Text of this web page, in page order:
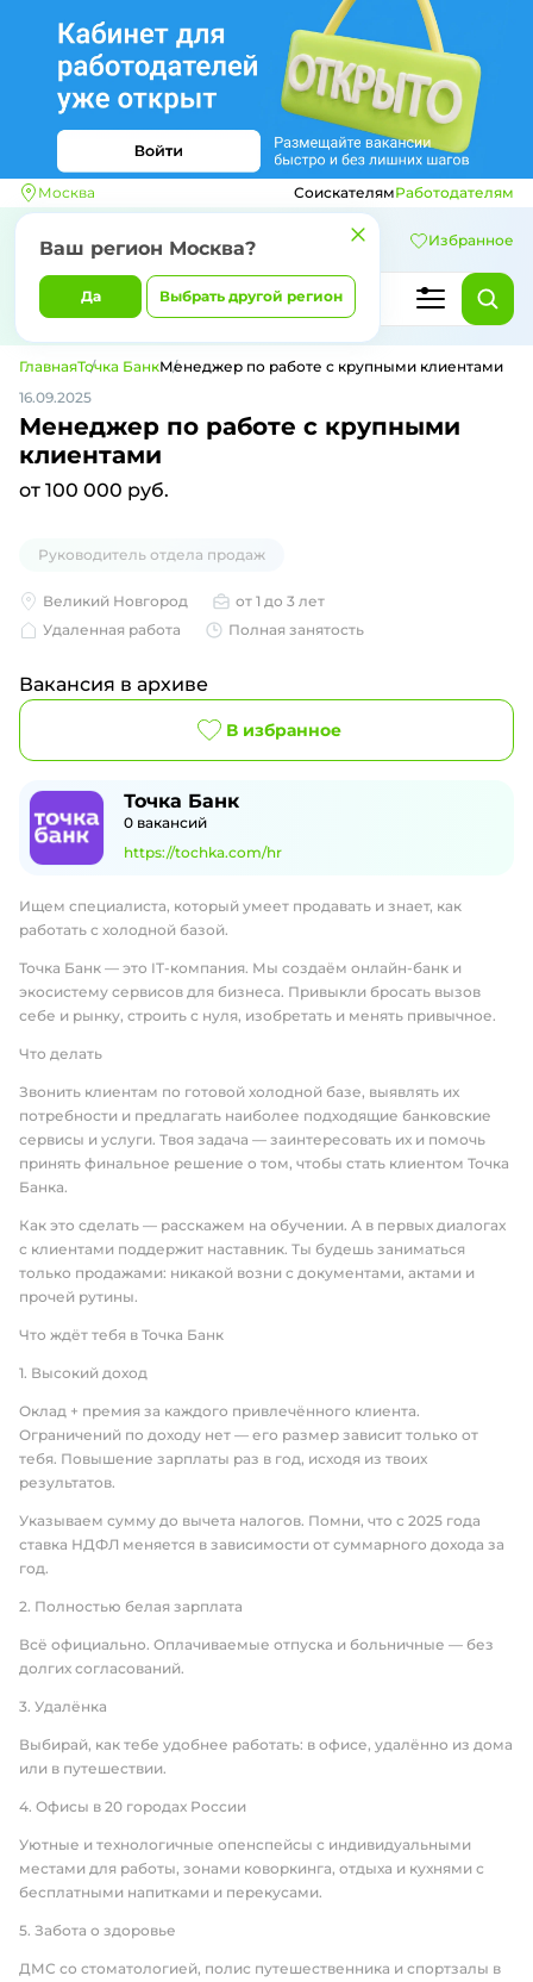
Москва
Ваш регион Москва?
Да Выбрать другой регион
СоискателямРаботодателям
Избранное
ГлавнаяТочка БанкМенеджер по работе с крупными клиентами
16.09.2025
Менеджер по работе с крупными
клиентами
от 100 000 руб.
Руководитель отдела продаж
Великий Новгород
от 1 до 3 лет
Удаленная работа
Полная занятость
Вакансия в архиве
В избранное
Точка Банк
0 вакансий
https://tochka.com/hr
Ищем специалиста, который умеет продавать и знает, как
работать с холодной базой.
Точка Банк — это IT-компания. Мы создаём онлайн-банк и
экосистему сервисов для бизнеса. Привыкли бросать вызов
себе и рынку, строить с нуля, изобретать и менять привычное.
Что делать
Звонить клиентам по готовой холодной базе, выявлять их
потребности и предлагать наиболее подходящие банковские
сервисы и услуги. Твоя задача — заинтересовать их и помочь
принять финальное решение о том, чтобы стать клиентом Точка
Банка.
Как это сделать — расскажем на обучении. А в первых диалогах
с клиентами поддержит наставник. Ты будешь заниматься
только продажами: никакой возни с документами, актами и
прочей рутины.
Что ждёт тебя в Точка Банк
1. Высокий доход
Оклад + премия за каждого привлечённого клиента.
Ограничений по доходу нет — его размер зависит только от
тебя. Повышение зарплаты раз в год, исходя из твоих
результатов.
Указываем сумму до вычета налогов. Помни, что с 2025 года
ставка НДФЛ меняется в зависимости от суммарного дохода за
год.
2. Полностью белая зарплата
Всё официально. Оплачиваемые отпуска и больничные — без
долгих согласований.
3. Удалёнка
Выбирай, как тебе удобнее работать: в офисе, удалённо из дома
или в путешествии.
4. Офисы в 20 городах России
Уютные и технологичные опенспейсы с индивидуальными
местами для работы, зонами коворкинга, отдыха и кухнями с
бесплатными напитками и перекусами.
5. Забота о здоровье
ДМС со стоматологией, полис путешественника и спортзалы в